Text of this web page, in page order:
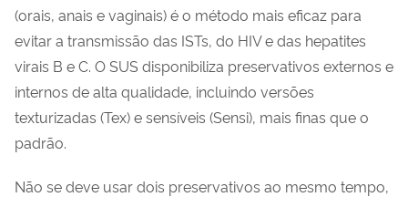
(orais, anais e vaginais) é o método mais eficaz para
evitar a transmissão das ISTs, do HIV e das hepatites
virais B e C. O SUS disponibiliza preservativos externos e
internos de alta qualidade, incluindo versões
texturizadas (Tex) e sensíveis (Sensi), mais finas que o
padrão.
Não se deve usar dois preservativos ao mesmo tempo,